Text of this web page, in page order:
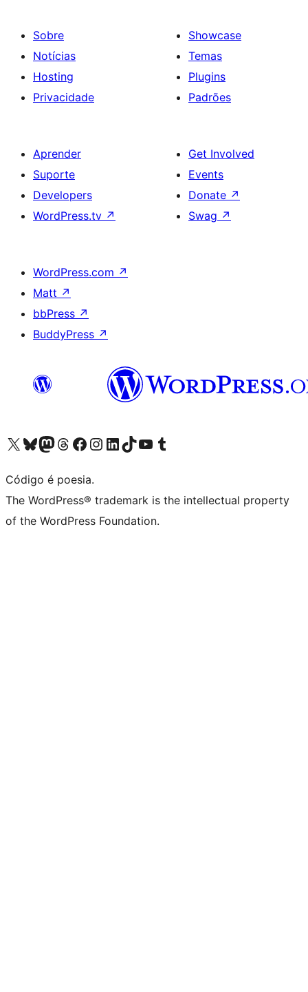
Sobre
Notícias
Hosting
Privacidade
Showcase
Temas
Plugins
Padrões
Aprender
Suporte
Developers
WordPress.tv ↗
Get Involved
Events
Donate ↗
Swag ↗
WordPress.com ↗
Matt ↗
bbPress ↗
BuddyPress ↗
Visite a nossa conta X (antigo Twitter)
Visit our Bluesky account
Visit our Mastodon account
Visit our Threads account
Visite a nossa página do Facebook
Visite a nossa conta no Instagram
Visite a nossa conta no LinkedIn
Visit our TikTok account
Visit our YouTube channel
Visit our Tumblr account
Código é poesia.
The WordPress® trademark is the intellectual property
of the WordPress Foundation.